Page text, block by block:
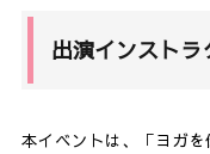
出演インストラ
本イベントは、「ヨガ